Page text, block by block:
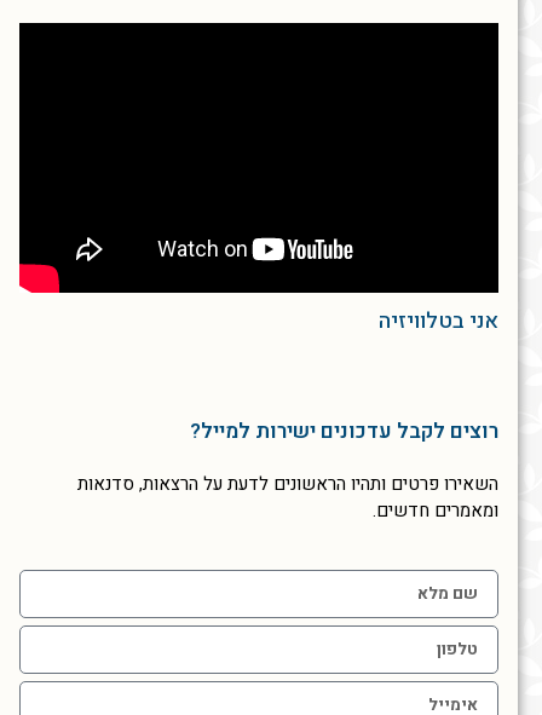
אני בטלוויזיה
רוצים לקבל עדכונים ישירות למייל?
השאירו פרטים ותהיו הראשונים לדעת על הרצאות, סדנאות
ומאמרים חדשים.